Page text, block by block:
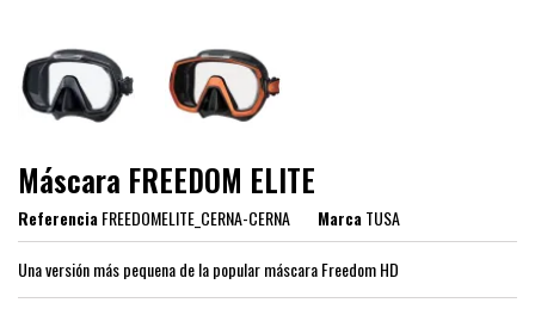
Máscara FREEDOM ELITE
ReferenciaFREEDOMELITE_CERNA-CERNA MarcaTUSA
Una versión más pequena de la popular máscara Freedom HD